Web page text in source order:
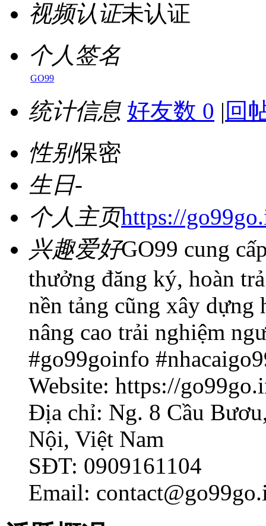
视频认证未认证
个人签名
GO99
统计信息 好友数 0 | 回
性别保密
生日-
个人主页https://
兴趣爱好GO99 cung
thưởng đăng ký, hoàn
nền tảng cũng xây dựng
nâng cao trải nghiệm
#go99goinfo
Website: https://
Địa chỉ: Ng. 8 Cầu
Nội, Việt Nam
SĐT: 0909161104
Email: